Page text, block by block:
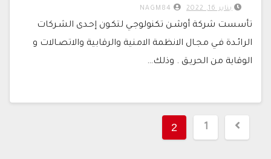
يناير 16, 2022
تأسست شركة أوشـن تكنولوجـي لتكـون إحـدى الشـركات
الرائـدة فـي مجـال الانظمة الامنية والرقابية والاتصـالات و
الوقاية من الحريـق . وذلك…
تعدد
صفحات
1
2